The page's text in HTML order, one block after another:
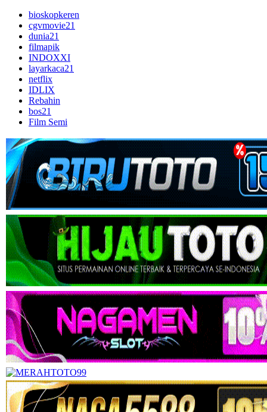
bioskopkeren
cgvmovie21
dunia21
filmapik
INDOXXI
layarkaca21
netflix
IDLIX
Rebahin
bos21
Film Semi